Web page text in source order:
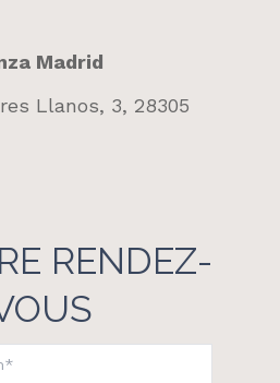
Madrid
Llanos, 3, 28305
RENDEZ-